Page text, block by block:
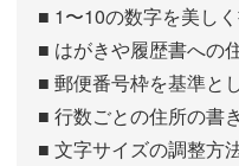
■ 1〜10の数字を美し
■ はがきや履歴書への
■ 郵便番号枠を基準と
■ 行数ごとの住所の書
■ 文字サイズの調整方